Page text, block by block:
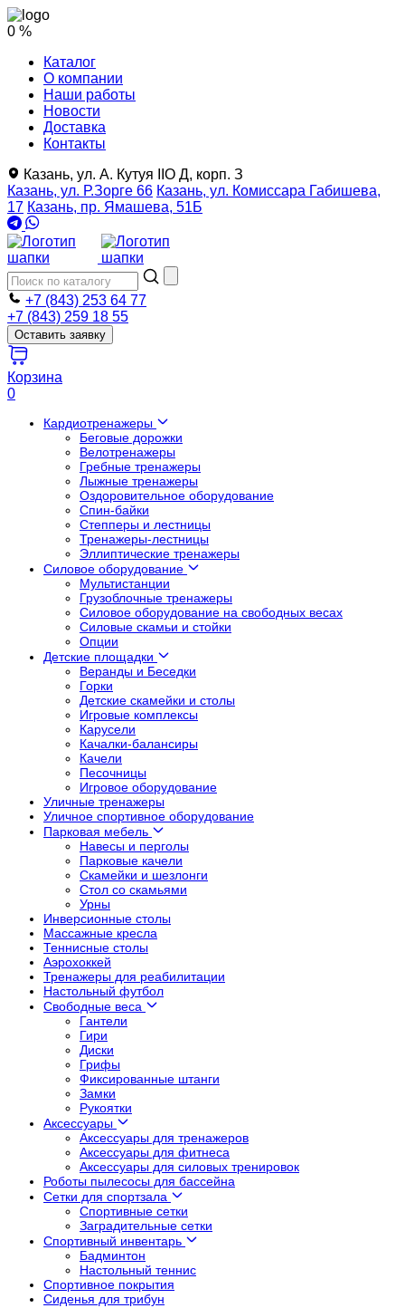
0 %
Каталог
О компании
Наши работы
Новости
Доставка
Контакты
Казань, ул. А. Кутуя IIO Д, корп. З
Казань, ул. Р.Зорге 66 Казань, ул. Комиссара Габишева,
17 Казань, пр. Ямашева, 51Б
+7 (843) 253 64 77
+7 (843) 259 18 55
Оставить заявку
Корзина
0
Кардиотренажеры
Беговые дорожки
Велотренажеры
Гребные тренажеры
Лыжные тренажеры
Оздоровительное оборудование
Спин-байки
Степперы и лестницы
Тренажеры-лестницы
Эллиптические тренажеры
Силовое оборудование
Мультистанции
Грузоблочные тренажеры
Силовое оборудование на свободных весах
Силовые скамьи и стойки
Опции
Детские площадки
Веранды и Беседки
Горки
Детские скамейки и столы
Игровые комплексы
Карусели
Качалки-балансиры
Качели
Песочницы
Игровое оборудование
Уличные тренажеры
Уличное спортивное оборудование
Парковая мебель
Навесы и перголы
Парковые качели
Скамейки и шезлонги
Стол со скамьями
Урны
Инверсионные столы
Массажные кресла
Теннисные столы
Аэрохоккей
Тренажеры для реабилитации
Настольный футбол
Свободные веса
Гантели
Гири
Диски
Грифы
Фиксированные штанги
Замки
Рукоятки
Аксессуары
Аксессуары для тренажеров
Аксессуары для фитнеса
Аксессуары для силовых тренировок
Роботы пылесосы для бассейна
Сетки для спортзала
Спортивные сетки
Заградительные сетки
Спортивный инвентарь
Бадминтон
Настольный теннис
Спортивное покрытия
Сиденья для трибун